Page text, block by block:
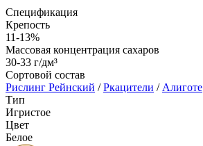
Спецификация
Крепость
11-13%
Массовая концентрация сахаров
30-33 г/дм³
Сортовой состав
Рислинг Рейнский /Ркацители / Алиготе
Тип
Игристое
Цвет
Белое